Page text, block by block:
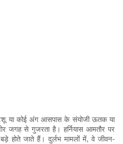
या कोई अंग आसपास के संयोजी ऊतक या
जगह से गुजरता है। हर्नियास आमतौर पर
होते जाते हैं। दुर्लभ मामलों में, वे जीवन-